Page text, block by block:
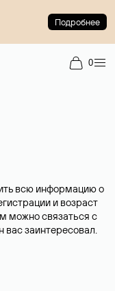
Подробнее
0
всю информацию о
и возраст
можно связаться с
вас заинтересовал.